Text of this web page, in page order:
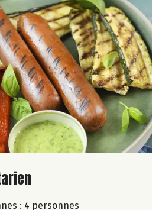
recette
: 4 personnes